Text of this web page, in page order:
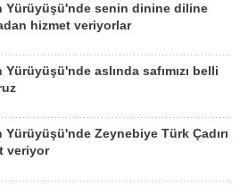
Yürüyüşü'nde senin dinine diline
hizmet veriyorlar
Yürüyüşü'nde aslında safımızı belli
Yürüyüşü'nde Zeynebiye Türk Çadırı
veriyor